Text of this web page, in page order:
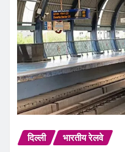
दिल्ली भारतीय रेलवे